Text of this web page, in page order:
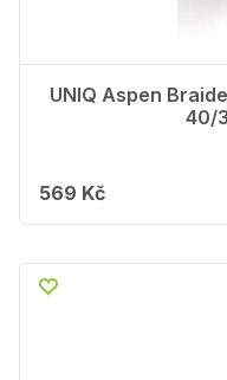
UNIQ Aspen
40/
569 Kč